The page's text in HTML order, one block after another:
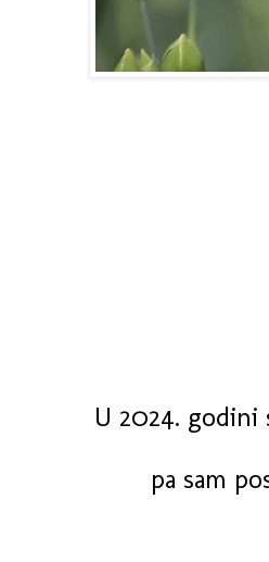
U 2024.
pa sam